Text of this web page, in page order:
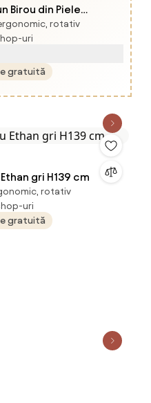
Birou din Piele
Înălțime Reglabilă
64.5x69x127cm |
rotativ
uri
gratuită
gri H139 cm
rotativ
uri
gratuită